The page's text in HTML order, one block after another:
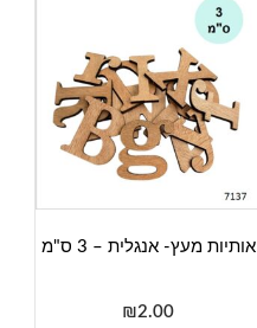
אותיות מעץ- אנגלית – 3 ס"מ
₪2.00